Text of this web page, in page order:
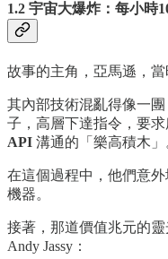
1.2 宇宙大爆炸：每小時
故事的主角，亞馬遜，當
其內部技術混亂得像一團
子，高層下達指令，要
API 溝通的「樂高積木」
在這個過程中，他們意
機器。
接著，那道價值兆元的
Andy Jassy：